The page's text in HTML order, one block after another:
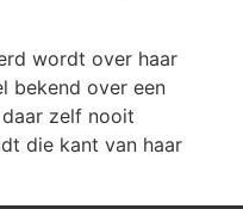
wordt over haar
bekend over een
zelf nooit
die kant van haar